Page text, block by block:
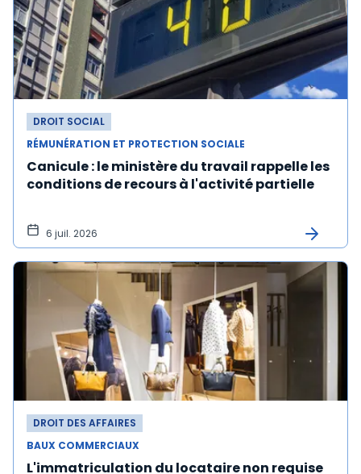
DROIT SOCIAL
RÉMUNÉRATION ET PROTECTION SOCIALE
Canicule : le ministère du travail rappelle les
conditions de recours à l'activité partielle
6 juil. 2026
DROIT DES AFFAIRES
BAUX COMMERCIAUX
L'immatriculation du locataire non requise